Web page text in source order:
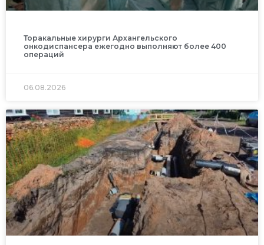
Торакальные хирурги Архангельского
онкодиспансера ежегодно выполняют более 400
операций
06.08.2026